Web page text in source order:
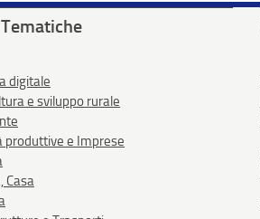
digitale
e sviluppo rurale
produttive e Imprese
Casa